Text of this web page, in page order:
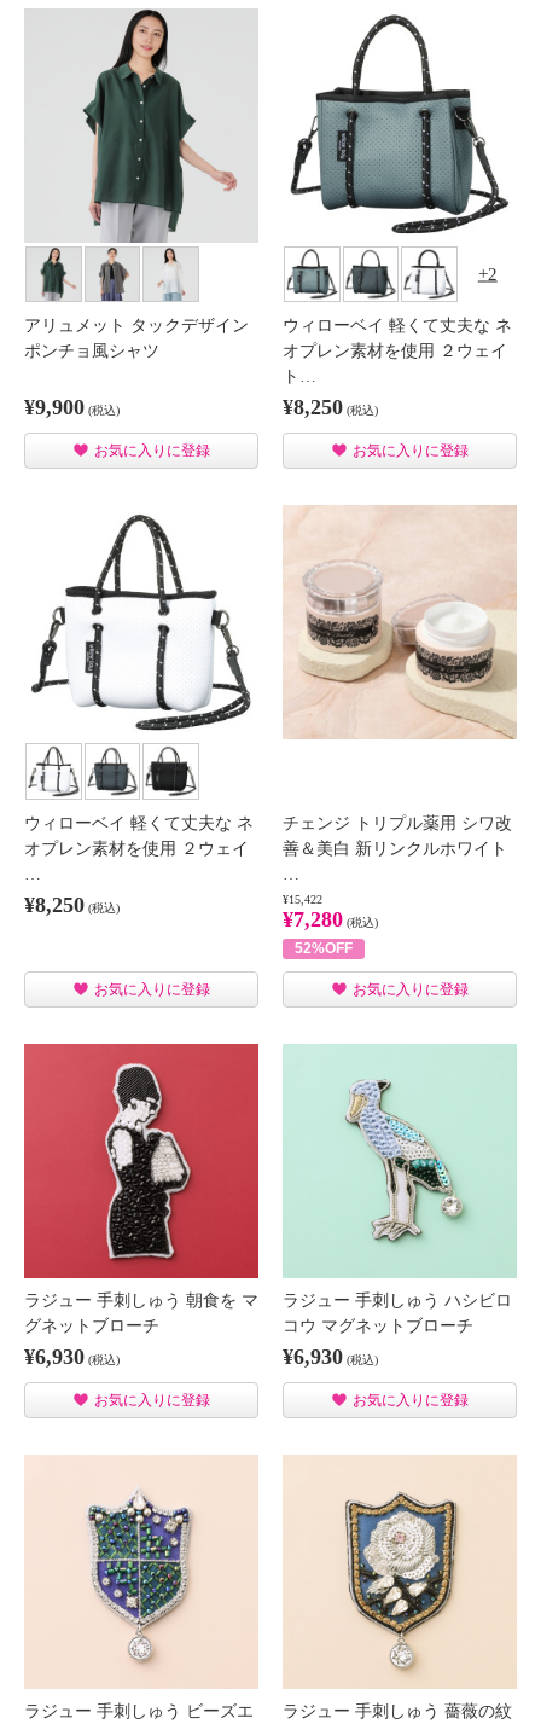
アリュメット タックデザイン
ポンチョ風シャツ
¥9,900 (税込)
お気に入りに登録
2
ウィローベイ 軽くて丈夫な ネ
オプレン素材を使用 ２ウェイ
ト…
¥8,250 (税込)
お気に入りに登録
ウィローベイ 軽くて丈夫な ネ
オプレン素材を使用 ２ウェイ
¥8,250 (税込)
お気に入りに登録
チェンジ トリプル薬用 シワ改
善＆美白 新リンクルホワイト
¥15,422
¥7,280 (税込)
52%OFF
お気に入りに登録
ラジュー 手刺しゅう 朝食を マ
グネットブローチ
¥6,930 (税込)
お気に入りに登録
ラジュー 手刺しゅう ハシビロ
コウ マグネットブローチ
¥6,930 (税込)
お気に入りに登録
ラジュー 手刺しゅう ビーズエ ラジュー 手刺しゅう 薔薇の紋